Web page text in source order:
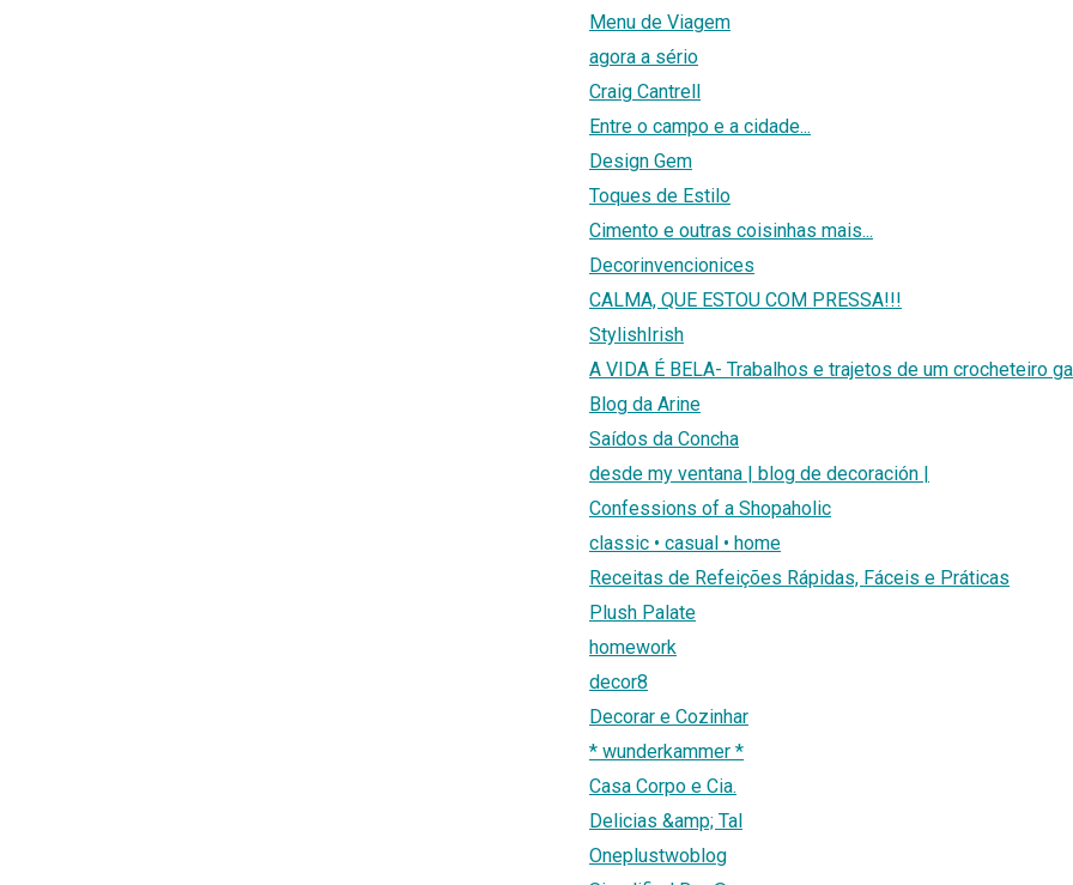
Menu de Viagem
agora a sério
Craig Cantrell
Entre o campo e a cidade...
Design Gem
Toques de Estilo
Cimento e outras coisinhas mais...
Decorinvencionices
CALMA, QUE ESTOU COM PRESSA!!!
StylishIrish
A VIDA É BELA- Trabalhos e trajetos de um crocheteiro
Blog da Arine
Saídos da Concha
desde my ventana | blog de decoración |
Confessions of a Shopaholic
classic • casual • home
Receitas de Refeições Rápidas, Fáceis e Práticas
Plush Palate
homework
decor8
Decorar e Cozinhar
* wunderkammer *
Casa Corpo e Cia.
Delicias &amp; Tal
Oneplustwoblog